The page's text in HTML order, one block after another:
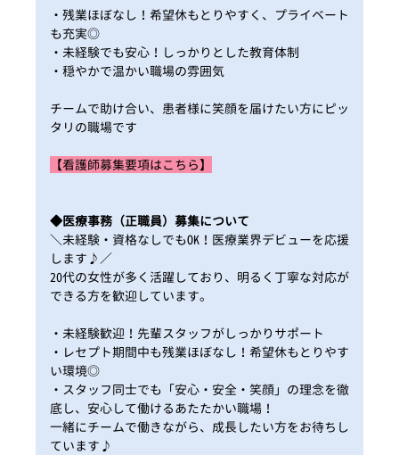
・残業ほぼなし！希望休もとりやすく、プライベート
も充実◎
・未経験でも安心！しっかりとした教育体制
・穏やかで温かい職場の雰囲気
チームで助け合い、患者様に笑顔を届けたい方にピッ
タリの職場です
【看護師募集要項はこちら】
◆医療事務（正職員）募集について
＼未経験・資格なしでもOK！医療業界デビューを応援
します♪／
20代の女性が多く活躍しており、明るく丁寧な対応が
できる方を歓迎しています。
・未経験歓迎！先輩スタッフがしっかりサポート
・レセプト期間中も残業ほぼなし！希望休もとりやす
い環境◎
・スタッフ同士でも「安心・安全・笑顔」の理念を徹
底し、安心して働けるあたたかい職場！
一緒にチームで働きながら、成長したい方をお待ちし
ています♪